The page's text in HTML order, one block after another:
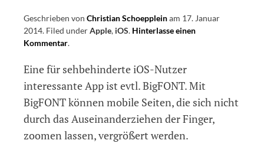
Geschrieben von Christian Schoeppleinam 17. Januar
2014. Filed underApple, iOS. Hinterlasse einen
Kommentaron
–
App
zum
Vergrößern
Seiten
.
Eine für sehbehinderte iOS-Nutzer
interessante App ist evtl. BigFONT. Mit
BigFONT können mobile Seiten, die sich nicht
durch das Auseinanderziehen der Finger,
zoomen lassen, vergrößert werden.